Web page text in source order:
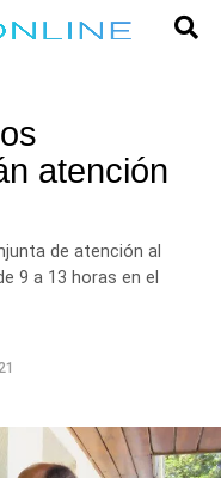
atención
de atención al
9 a 13 horas en el